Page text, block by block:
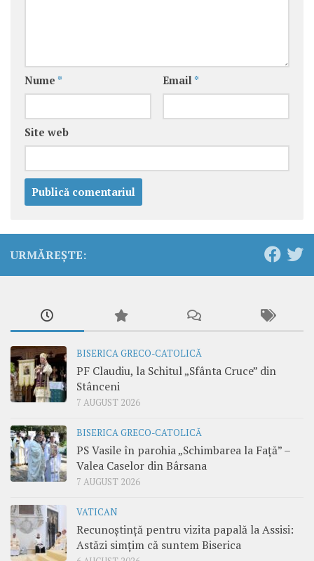
Nume * Email *
Site web
URMĂREȘTE:
BISERICA GRECO-CATOLICĂ
PF Claudiu, la Schitul „Sfânta Cruce” din
Stânceni
7 AUGUST 2026
BISERICA GRECO-CATOLICĂ
PS Vasile în parohia „Schimbarea la Față” –
Valea Caselor din Bârsana
7 AUGUST 2026
VATICAN
Recunoștință pentru vizita papală la Assisi:
Astăzi simțim că suntem Biserica